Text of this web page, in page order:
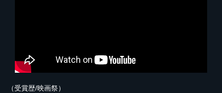
（受賞歴/映画祭）